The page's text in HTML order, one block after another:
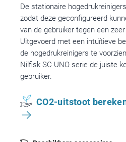
De stationaire
zodat deze geconfigureerd
van de gebruiker tegen een
Uitgevoerd met een intuïtieve
de hogedrukreinigers te
Nilfisk SC UNO serie de juiste
gebruiker.
CO2-uitstoot